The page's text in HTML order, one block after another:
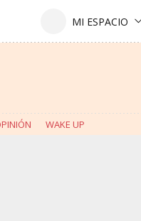
WAKE UP